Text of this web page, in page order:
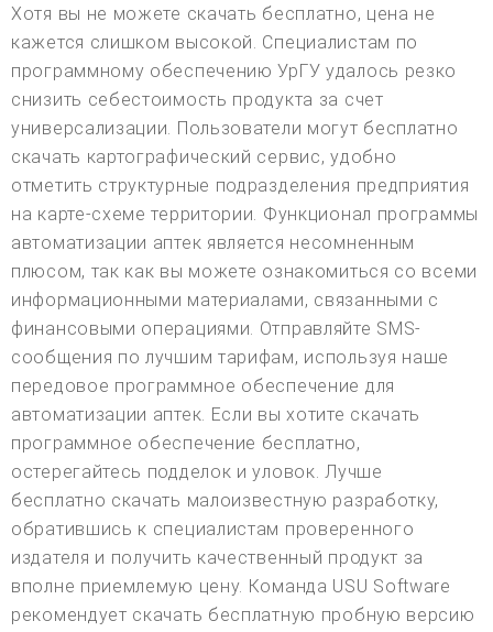
Хотя вы не можете скачать бесплатно, цена не
кажется слишком высокой. Специалистам по
программному обеспечению УрГУ удалось резко
снизить себестоимость продукта за счет
универсализации. Пользователи могут бесплатно
скачать картографический сервис, удобно
отметить структурные подразделения предприятия
на карте-схеме территории. Функционал программы
автоматизации аптек является несомненным
плюсом, так как вы можете ознакомиться со всеми
информационными материалами, связанными с
финансовыми операциями. Отправляйте SMS-
сообщения по лучшим тарифам, используя наше
передовое программное обеспечение для
автоматизации аптек. Если вы хотите скачать
программное обеспечение бесплатно,
остерегайтесь подделок и уловок. Лучше
бесплатно скачать малоизвестную разработку,
обратившись к специалистам проверенного
издателя и получить качественный продукт за
вполне приемлемую цену. Команда USU Software
рекомендует скачать бесплатную пробную версию